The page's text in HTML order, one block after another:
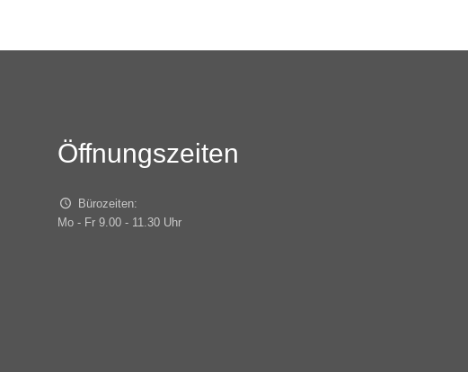
Öffnungszeiten
Bürozeiten:
Mo - Fr 9.00 - 11.30 Uhr